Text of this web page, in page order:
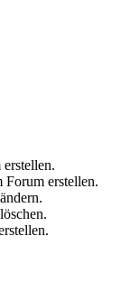
Forum erstellen.
ändern.
löschen.